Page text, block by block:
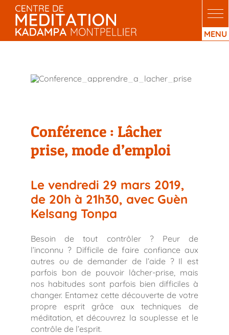
Passer
contenu
Conférence : Lâcher
prise, mode d’emploi
Le vendredi 29 mars 2019,
de 20h à 21h30, avec Guèn
Kelsang Tonpa
Besoin de tout contrôler ? Peur de
l’inconnu ? Difficile de faire confiance aux
autres ou de demander de l’aide ? Il est
parfois bon de pouvoir lâcher-prise, mais
nos habitudes sont parfois bien difficiles à
changer. Entamez cette découverte de votre
propre esprit grâce aux techniques de
méditation, et découvrez la souplesse et le
contrôle de l’esprit.